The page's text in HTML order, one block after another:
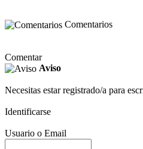
Comentarios
Comentar
Aviso
Necesitas estar registrado/a para
Identificarse
Usuario o Email